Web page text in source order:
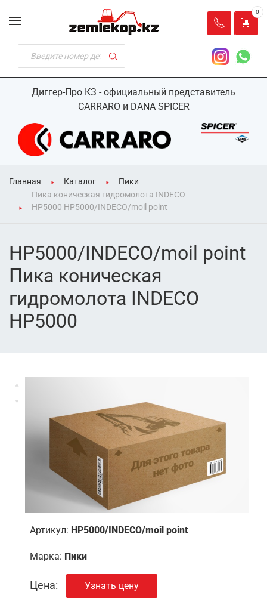
Диггер-Про КЗ - официальный представитель
CARRARO и DANA SPICER
0
Главная Каталог
Пики
Пика коническая гидромолота INDECO
HP5000 HP5000/INDECO/moil point
HP5000/INDECO/moil point
Пика коническая
гидромолота INDECO
HP5000
Артикул: HP5000/INDECO/moil point
Марка: Пики
Цена: Узнать цену